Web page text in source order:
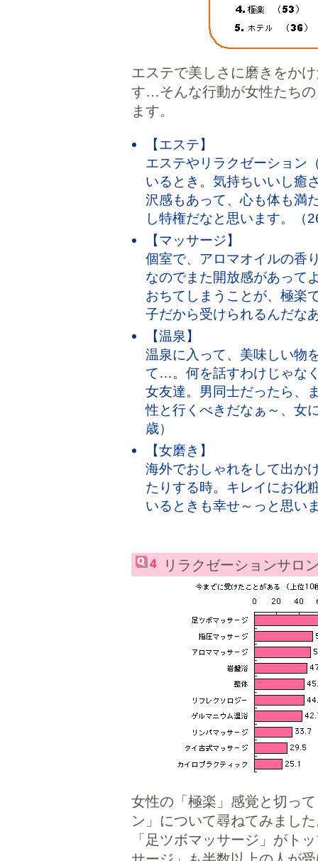
エステで美しさに磨きをか
す…そんな行動が女性たち
ます。
【エステ】
エステやリラクゼーション
いるとき。気持ちいいし癒
沢感もあって、心も体も満
し特権だなと思います。（
【マッサージ】
個室で、アロマオイルの香
なのでまた開放感があって
おちてしまうことが、極楽
子だから受けられるんだな
【温泉】
温泉に入って、美味しい物
て…。何を話すわけじゃな
女友達。男同士だったら、
性と行くべきだなぁ～、
歳）
【女磨き】
海外でおしゃれをして出か
たりする時。キレイにお化
いるときも幸せ～っと思い
4 リラクゼーションサロ
女性の「極楽」感覚と切っ
ン」について尋ねてみまし
「足ツボマッサージ」がト